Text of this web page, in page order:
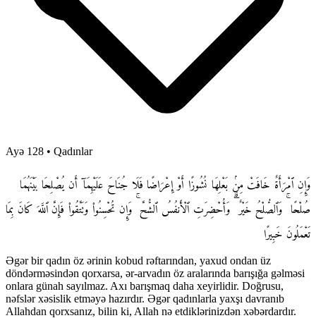
Ayə 128 • Qadınlar
وَإِنِ ٱمْرَأَةٌ خَافَتْ مِنۢ بَعْلِهَا نُشُوزًا أَوْ إِعْرَاضًا فَلَا جُنَاحَ عَلَيْهِمَآ أَن يُصْلِحَا بَيْنَهُمَا
صُلْحًا ۚ وَٱلصُّلْحُ خَيْرٌ ۗ وَأُحْضِرَتِ ٱلْأَنفُسُ ٱلشُّحَّ ۚ وَإِن تُحْسِنُوا۟ وَتَتَّقُوا۟ فَإِنَّ ٱللَّهَ كَانَ بِمَا
تَعْمَلُونَ خَبِيرًا
Əgər bir qadın öz ərinin kobud rəftarından, yaxud ondan üz
döndərməsindən qorxarsa, ər-arvadın öz aralarında barışığa gəlməsi
onlara günah sayılmaz. Axı barışmaq daha xeyirlidir. Doğrusu,
nəfslər xəsislik etməyə hazırdır. Əgər qadınlarla yaxşı davranıb
Allahdan qorxsanız, bilin ki, Allah nə etdiklərinizdən xəbərdardır.